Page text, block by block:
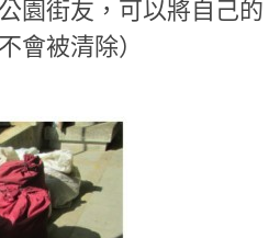
園街友，可以將自己的
會被清除）